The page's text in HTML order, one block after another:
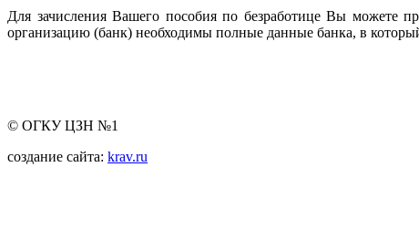
Для зачисления Вашего пособия по безработице Вы можете
организацию (банк) необходимы полные данные банка, в
© ОГКУ ЦЗН №1
создание сайта: krav.ru